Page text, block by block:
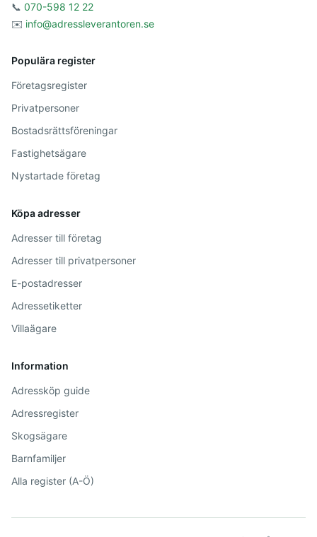
📞 070-598 12 22
✉️ info@adressleverantoren.se
Populära register
Företagsregister
Privatpersoner
Bostadsrättsföreningar
Fastighetsägare
Nystartade företag
Köpa adresser
Adresser till företag
Adresser till privatpersoner
E-postadresser
Adressetiketter
Villaägare
Information
Adressköp guide
Adressregister
Skogsägare
Barnfamiljer
Alla register (A-Ö)